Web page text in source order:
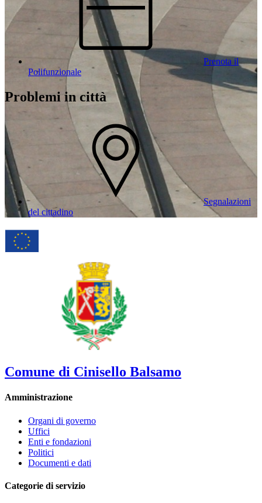
Prenota il
Polifunzionale
Problemi in città
Segnalazioni
del cittadino
Comune di Cinisello Balsamo
Amministrazione
Organi di governo
Uffici
Enti e fondazioni
Politici
Documenti e dati
Categorie di servizio